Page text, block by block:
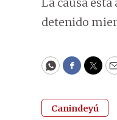
La causa
detenido
WhatsApp
Canindeyú